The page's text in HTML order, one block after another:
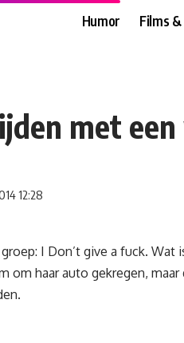
Humor Films
met
12:28
I Don’t give a fuck. Wat
om haar auto gekregen,